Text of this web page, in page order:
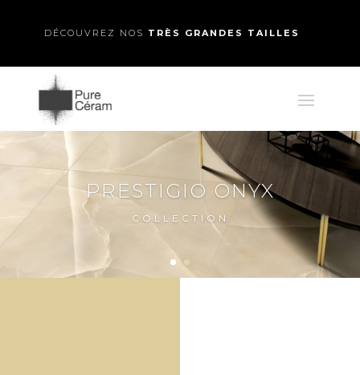
DÉCOUVREZ NOS TRÈS GRANDES TAILLES
PRESTIGIO ONYX
COLLECTION